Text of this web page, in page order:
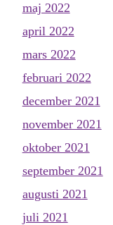
maj 2022
april 2022
mars 2022
februari 2022
december 2021
november 2021
oktober 2021
september 2021
augusti 2021
juli 2021